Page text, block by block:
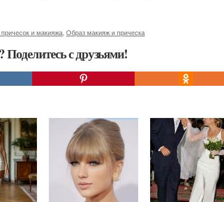
и макияжа Образ макияж и прическа
с друзьями!